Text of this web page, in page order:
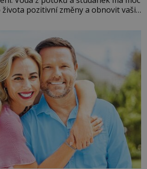
pozitivní změny a obnovit vaši
rituály a přinést do svého života
Je důležité